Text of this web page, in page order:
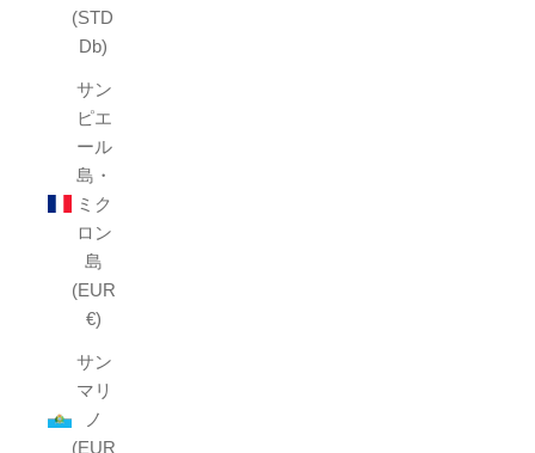
(STD
Db)
サン
ピエ
ール
島・
ミク
ロン
島
(EUR
€)
サン
マリ
ノ
(EUR